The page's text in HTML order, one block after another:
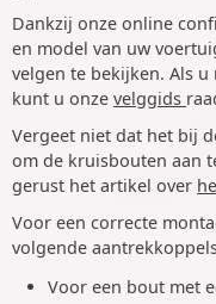
Dankzij onze online
en model van uw
velgen te bekijken. Als
kunt u onze velggids
Vergeet niet dat het bij
om de kruisbouten aan
gerust het artikel over
Voor een correcte
volgende
Voor een bout met